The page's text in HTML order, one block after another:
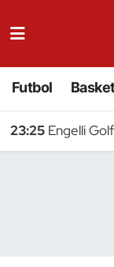
Futbol
23:25 Engelli Golf
Badminton